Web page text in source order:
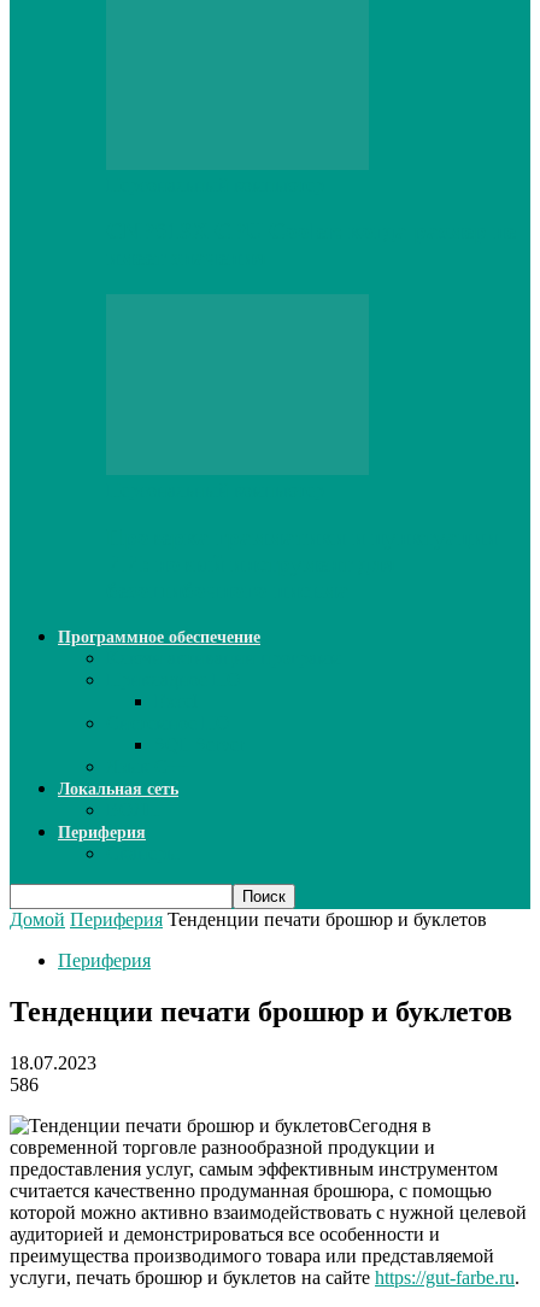
Программное обеспечение
Локальная сеть
Периферия
Домой Периферия Тенденции печати брошюр и буклетов
Периферия
Тенденции печати брошюр и буклетов
18.07.2023
586
Сегодня в
современной торговле разнообразной продукции и
предоставления услуг, самым эффективным инструментом
считается качественно продуманная брошюра, с помощью
которой можно активно взаимодействовать с нужной целевой
аудиторией и демонстрироваться все особенности и
преимущества производимого товара или представляемой
услуги, печать брошюр и буклетов на сайте https://gut-farbe.ru.